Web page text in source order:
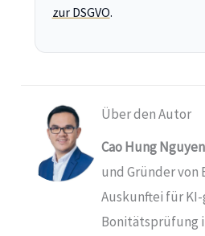
zur DSGVO.
Über den Autor
Cao Hung Nguyen
und Gründer von
Auskunftei für
Bonitätsprüfung